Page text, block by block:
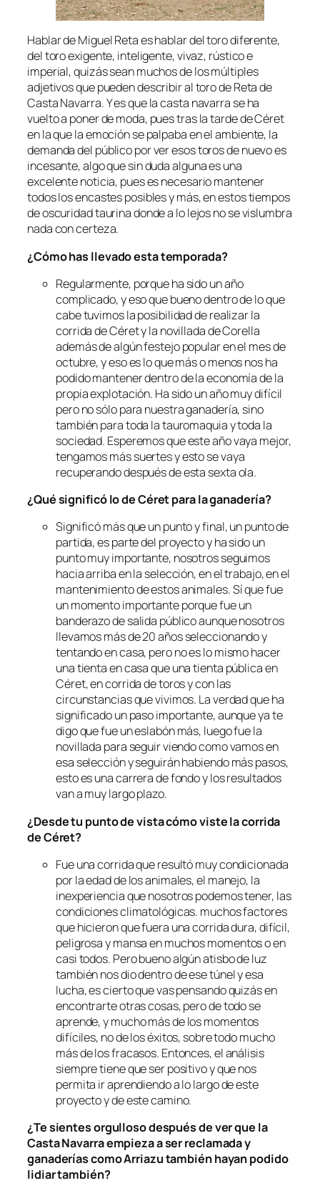
Hablar de Miguel Reta es hablar del toro diferente,
del toro exigente, inteligente, vivaz, rústico e
imperial, quizás sean muchos de los múltiples
adjetivos que pueden describir al toro de Reta de
Casta Navarra. Y es que la casta navarra se ha
vuelto a poner de moda, pues tras la tarde de Céret
en la que la emoción se palpaba en el ambiente, la
demanda del público por ver esos toros de nuevo es
incesante, algo que sin duda alguna es una
excelente noticia, pues es necesario mantener
todos los encastes posibles y más, en estos tiempos
de oscuridad taurina donde a lo lejos no se vislumbra
nada con certeza.
¿Cómo has llevado esta temporada?
Regularmente, porque ha sido un año
complicado, y eso que bueno dentro de lo que
cabe tuvimos la posibilidad de realizar la
corrida de Céret y la novillada de Corella
además de algún festejo popular en el mes de
octubre, y eso es lo que más o menos nos ha
podido mantener dentro de la economía de la
propia explotación. Ha sido un año muy difícil
pero no sólo para nuestra ganadería, sino
también para toda la tauromaquia y toda la
sociedad. Esperemos que este año vaya mejor,
tengamos más suertes y esto se vaya
recuperando después de esta sexta ola.
¿Qué significó lo de Céret para la ganadería?
Significó más que un punto y final, un punto de
partida, es parte del proyecto y ha sido un
punto muy importante, nosotros seguimos
hacia arriba en la selección, en el trabajo, en el
mantenimiento de estos animales. Sí que fue
un momento importante porque fue un
banderazo de salida público aunque nosotros
llevamos más de 20 años seleccionando y
tentando en casa, pero no es lo mismo hacer
una tienta en casa que una tienta pública en
Céret, en corrida de toros y con las
circunstancias que vivimos. La verdad que ha
significado un paso importante, aunque ya te
digo que fue un eslabón más, luego fue la
novillada para seguir viendo como vamos en
esa selección y seguirán habiendo más pasos,
esto es una carrera de fondo y los resultados
van a muy largo plazo.
¿Desde tu punto de vista cómo viste la corrida
de Céret?
Fue una corrida que resultó muy condicionada
por la edad de los animales, el manejo, la
inexperiencia que nosotros podemos tener, las
condiciones climatológicas. muchos factores
que hicieron que fuera una corrida dura, difícil,
peligrosa y mansa en muchos momentos o en
casi todos. Pero bueno algún atisbo de luz
también nos dio dentro de ese túnel y esa
lucha, es cierto que vas pensando quizás en
encontrarte otras cosas, pero de todo se
aprende, y mucho más de los momentos
difíciles, no de los éxitos, sobre todo mucho
más de los fracasos. Entonces, el análisis
siempre tiene que ser positivo y que nos
permita ir aprendiendo a lo largo de este
proyecto y de este camino.
¿Te sientes orgulloso después de ver que la
Casta Navarra empieza a ser reclamada y
ganaderías como Arriazu también hayan podido
lidiar también?